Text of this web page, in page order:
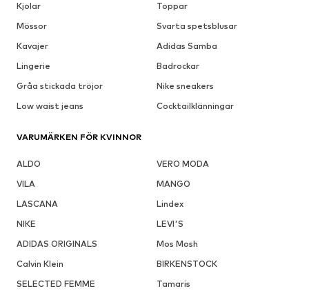
Kjolar
Toppar
Mössor
Svarta spetsblusar
Kavajer
Adidas Samba
Lingerie
Badrockar
Gråa stickada tröjor
Nike sneakers
Low waist jeans
Cocktailklänningar
VARUMÄRKEN FÖR KVINNOR
ALDO
VERO MODA
VILA
MANGO
LASCANA
Lindex
NIKE
LEVI'S
ADIDAS ORIGINALS
Mos Mosh
Calvin Klein
BIRKENSTOCK
SELECTED FEMME
Tamaris